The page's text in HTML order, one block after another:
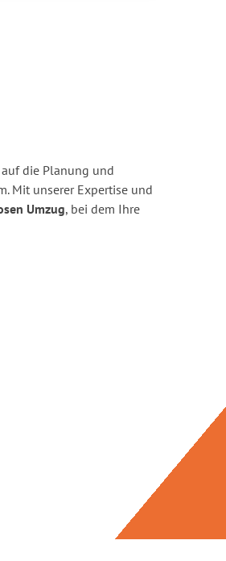
die Planung und
Mit unserer Expertise und
Umzug, bei dem Ihre